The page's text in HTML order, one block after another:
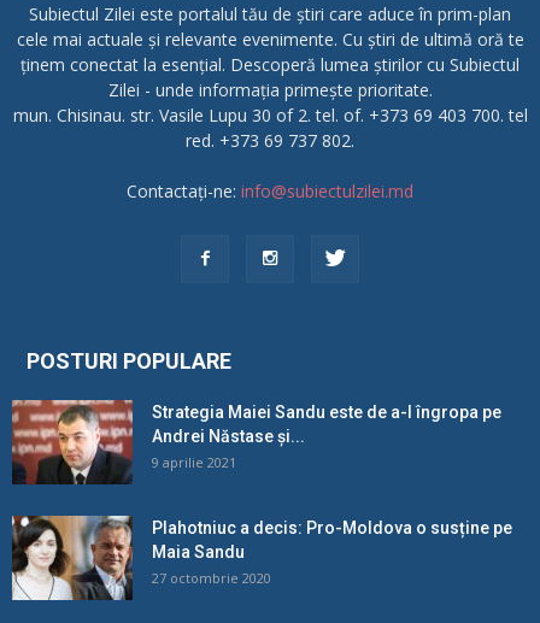
Subiectul Zilei este portalul tău de știri care aduce în prim-plan
cele mai actuale și relevante evenimente. Cu știri de ultimă oră te
ținem conectat la esențial. Descoperă lumea știrilor cu Subiectul
Zilei - unde informația primește prioritate.
mun. Chisinau. str. Vasile Lupu 30 of 2. tel. of. +373 69 403 700. tel
red. +373 69 737 802.
Contactați-ne: info@subiectulzilei.md
POSTURI POPULARE
Strategia Maiei Sandu este de a-l îngropa pe
Andrei Năstase și...
9 aprilie 2021
Plahotniuc a decis: Pro-Moldova o susține pe
Maia Sandu
27 octombrie 2020